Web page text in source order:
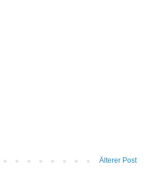
Älterer Post